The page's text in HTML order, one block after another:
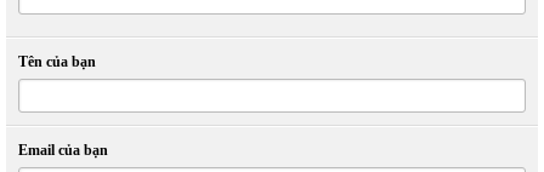
Tên của bạn
Email của bạn